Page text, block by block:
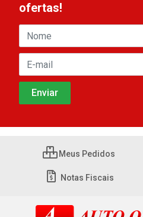
ofertas!
Meus Pedidos
Notas Fiscais